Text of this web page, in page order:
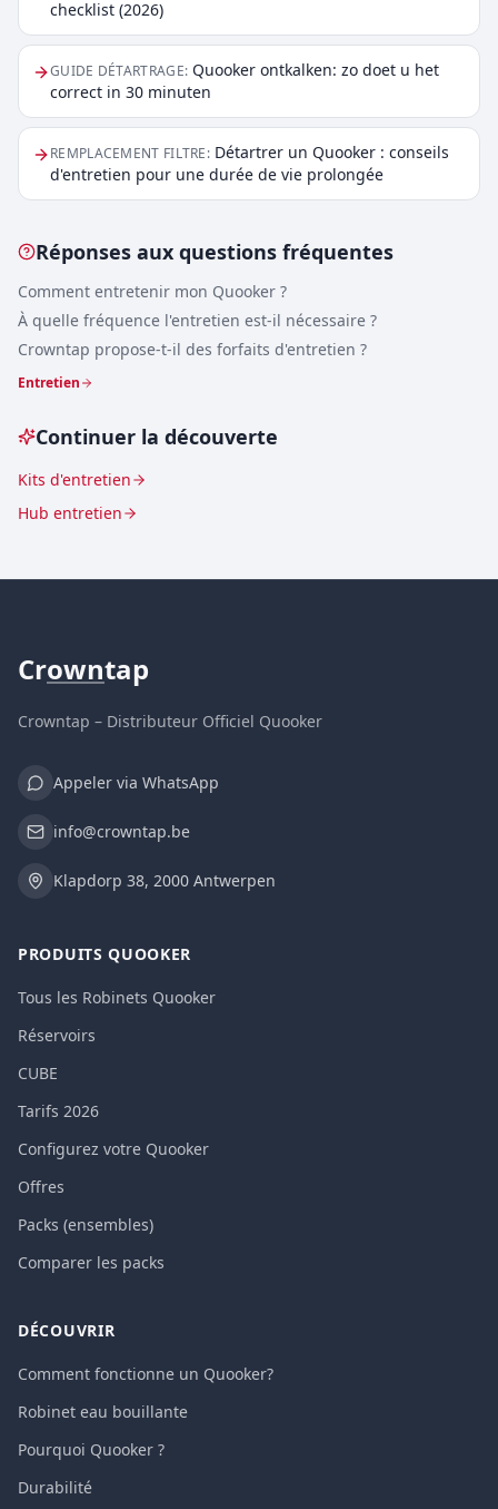
checklist (2026)
GUIDE DÉTARTRAGE: Quooker ontkalken: zo doet u het
correct in 30 minuten
REMPLACEMENT FILTRE: Détartrer un Quooker : conseils
d'entretien pour une durée de vie prolongée
Réponses aux questions fréquentes
Comment entretenir mon Quooker ?
À quelle fréquence l'entretien est-il nécessaire ?
Crowntap propose-t-il des forfaits d'entretien ?
Entretien
Continuer la découverte
Kits d'entretien
Hub entretien
Crowntap
Crowntap – Distributeur Officiel Quooker
Appeler via WhatsApp
info@crowntap.be
Klapdorp 38, 2000 Antwerpen
PRODUITS QUOOKER
Tous les Robinets Quooker
Réservoirs
CUBE
Tarifs 2026
Configurez votre Quooker
Offres
Packs (ensembles)
Comparer les packs
DÉCOUVRIR
Comment fonctionne un Quooker?
Robinet eau bouillante
Pourquoi Quooker ?
Durabilité